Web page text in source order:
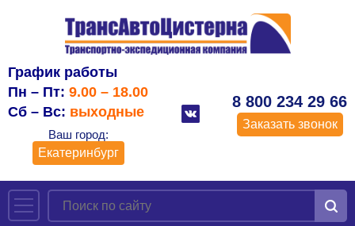
График работы
Пн – Пт: 9.00 – 18.00
Сб – Вс: выходные
Ваш город:
Екатеринбург
8 800 234 29 66
Заказать звонок